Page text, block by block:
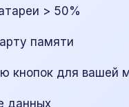
> 50%
памяти
кнопок для вашей
данных